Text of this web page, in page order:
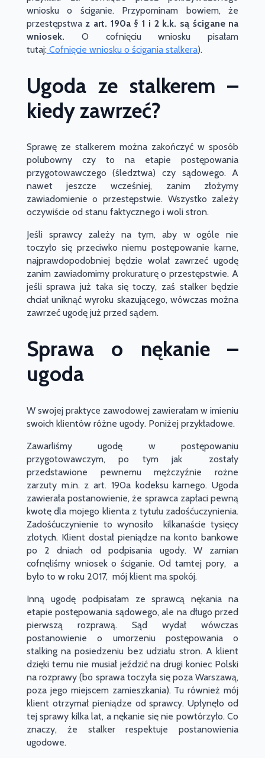
wniosku o ściganie. Przypominam bowiem, że
przestępstwaz art. 190a § 1 i 2 k.k. są ścigane na
wniosek. O cofnięciu wniosku pisałam
tutaj:Cofnięcie wniosku o ścigania stalkera).
Ugoda ze stalkerem –
kiedy zawrzeć?
Sprawę ze stalkerem można zakończyć w sposób
polubowny czy to na etapie postępowania
przygotowawczego (śledztwa) czy sądowego. A
nawet jeszcze wcześniej, zanim złożymy
zawiadomienie o przestępstwie. Wszystko zależy
oczywiście od stanu faktycznego i woli stron.
Jeśli sprawcy zależy na tym, aby w ogóle nie
toczyło się przeciwko niemu postępowanie karne,
najprawdopodobniej będzie wolał zawrzeć ugodę
zanim zawiadomimy prokuraturę o przestępstwie. A
jeśli sprawa już taka się toczy, zaś stalker będzie
chciał uniknąć wyroku skazującego, wówczas można
zawrzeć ugodę już przed sądem.
Sprawa o nękanie –
ugoda
W swojej praktyce zawodowej zawierałam w imieniu
swoich klientów różne ugody. Poniżej przykładowe.
Zawarliśmy ugodę w postępowaniu
przygotowawczym, po tym jak zostały
przedstawione pewnemu mężczyźnie rożne
zarzuty m.in. z art. 190a kodeksu karnego. Ugoda
zawierała postanowienie, że sprawca zapłaci pewną
kwotę dla mojego klienta z tytułu zadośćuczynienia.
Zadośćuczynienie to wynosiło kilkanaście tysięcy
złotych. Klient dostał pieniądze na konto bankowe
po 2 dniach od podpisania ugody. W zamian
cofnęliśmy wniosek o ściganie. Od tamtej pory, a
było to w roku 2017, mój klient ma spokój.
Inną ugodę podpisałam ze sprawcą nękania na
etapie postępowania sądowego, ale na długo przed
pierwszą rozprawą. Sąd wydał wówczas
postanowienie o umorzeniu postępowania o
stalking na posiedzeniu bez udziału stron. A klient
dzięki temu nie musiał jeździć na drugi koniec Polski
na rozprawy (bo sprawa toczyła się poza Warszawą,
poza jego miejscem zamieszkania). Tu również mój
klient otrzymał pieniądze od sprawcy. Upłynęło od
tej sprawy kilka lat, a nękanie się nie powtórzyło. Co
znaczy, że stalker respektuje postanowienia
ugodowe.